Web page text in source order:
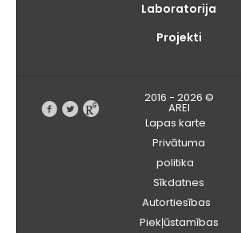
Laboratorija
Projekti
2016 - 2026 ©
AREI
Lapas karte
Privātuma
politika
Sīkdatnes
Autortiesības
Piekļūstamības